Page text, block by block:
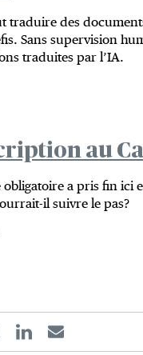
traduire des
Sans supervision
traduites par l’IA.
au
a pris fin ici
il suivre le pas?
LinkedinEmail